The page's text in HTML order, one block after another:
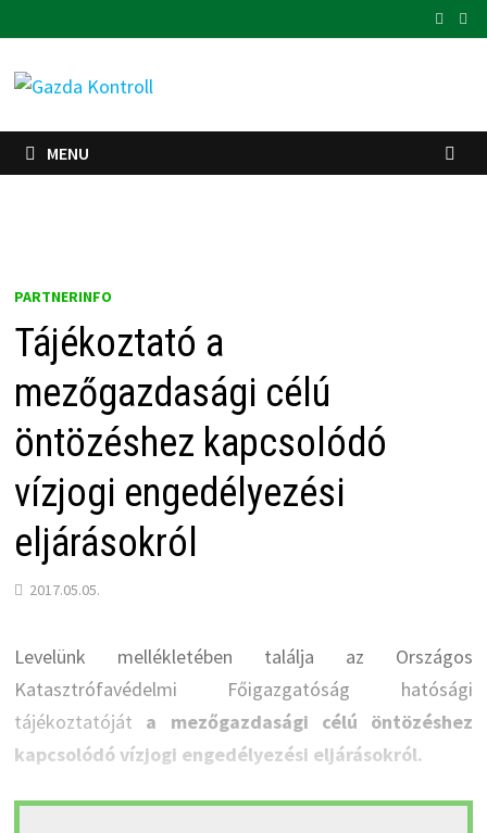
to
content
MENU
PARTNERINFO
Tájékoztató a
mezőgazdasági célú
öntözéshez kapcsolódó
vízjogi engedélyezési
eljárásokról
2017.05.05.
Levelünk mellékletében találja az Országos
Katasztrófavédelmi Főigazgatóság hatósági
tájékoztatóját a mezőgazdasági célú öntözéshez
kapcsolódó vízjogi engedélyezési eljárásokról.